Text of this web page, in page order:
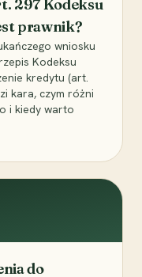
297 Kodeksu
prawnik?
wniosku
Kodeksu
kredytu (art.
kara, czym różni
i kiedy warto
do